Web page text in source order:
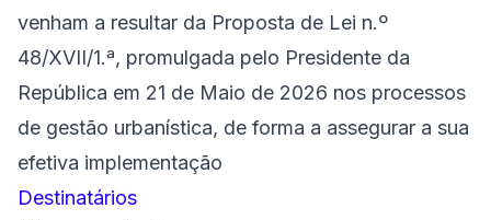
venham a resultar da Proposta de Lei n.º
48/XVII/1.ª, promulgada pelo Presidente da
República em 21 de Maio de 2026 nos processos
de gestão urbanística, de forma a assegurar a sua
efetiva implementação
Destinatários